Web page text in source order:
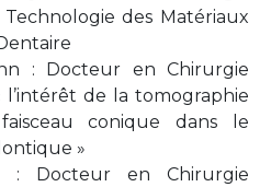
Technologie des Matériaux
: Docteur en Chirurgie
l’intérêt de la tomographie
conique dans le
»
: Docteur en Chirurgie